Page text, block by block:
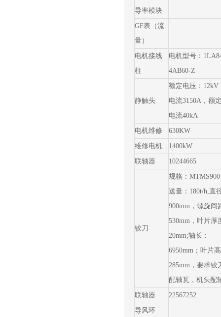
导率模块
GF表（流
量）
电机接线
柱
电机型号：
4AB60-Z
静触头
额定电压：12kV
电流3150A，额
电流40kA
电机维修 630KW
维修电机 1400kW
联轴器 10244665
铰刀
规格：
送量：180t/h,直
900mm，螺旋间
530mm，叶片厚
20mm;轴长：
6950mm；叶片
285mm，要求铰
配轴瓦，机头配
联轴器 22567252
导风环